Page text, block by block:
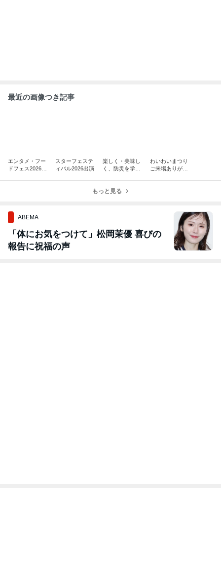
最近の画像つき記事
エンタメ・フー
ドフェス2026開
スターフェステ
ィバル2026出演
楽しく・美味し
く、防災を学ぼ
わいわいまつり
ご来場ありがと
もっと見る
ABEMA
「体にお気をつけて」松岡茉優 喜びの
報告に祝福の声